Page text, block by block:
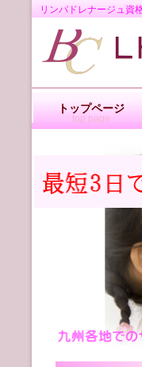
リンパドレナージュ資
トップページ
top page